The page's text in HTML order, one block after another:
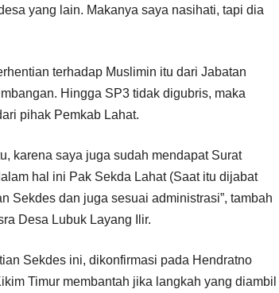
yang lain. Makanya saya nasihati, tapi dia
terhadap Muslimin itu dari Jabatan
Hingga SP3 tidak digubris, maka
pihak Pemkab Lahat.
karena saya juga sudah mendapat Surat
hal ini Pak Sekda Lahat (Saat itu dijabat
Sekdes dan juga sesuai administrasi”, tambah
Desa Lubuk Layang Ilir.
Sekdes ini, dikonfirmasi pada Hendratno
Timur membantah jika langkah yang diambil